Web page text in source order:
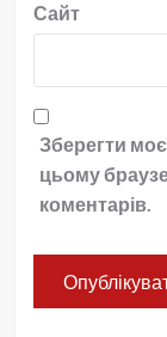
Сайт
Зберегти
цьому
коментарів.